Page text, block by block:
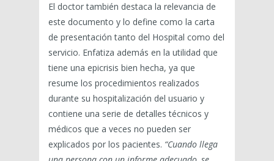
El doctor también destaca la relevancia de
este documento y lo define como la carta
de presentación tanto del Hospital como del
servicio. Enfatiza además en la utilidad que
tiene una epicrisis bien hecha, ya que
resume los procedimientos realizados
durante su hospitalización del usuario y
contiene una serie de detalles técnicos y
médicos que a veces no pueden ser
explicados por los pacientes. “Cuando llega